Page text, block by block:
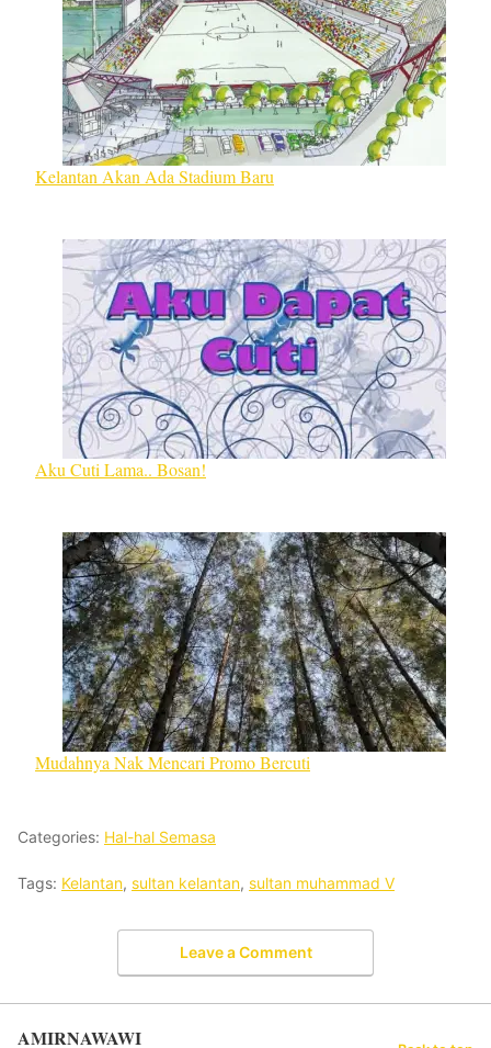
Kelantan Akan Ada Stadium Baru
Aku Cuti Lama.. Bosan!
Mudahnya Nak Mencari Promo Bercuti
Categories: Hal-hal Semasa
Tags: Kelantan, sultan kelantan, sultan muhammad V
Leave a Comment
AMIRNAWAWI